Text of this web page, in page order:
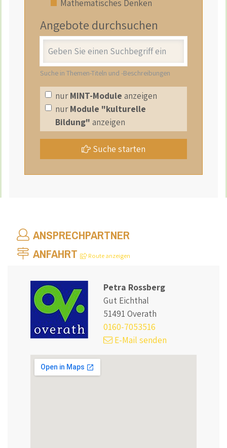
Mathematisches Denken
Angebote durchsuchen
Stichwort
Suche in Themen-Titeln und -Beschreibungen
nurMINT-Module anzeigen
nurModule "kulturelle
Bildung" anzeigen
Suche starten
ANSPRECHPARTNER
ANFAHRT
Route anzeigen
Petra Rossberg
Gut Eichthal
51491 Overath
0160-7053516
E-Mail senden